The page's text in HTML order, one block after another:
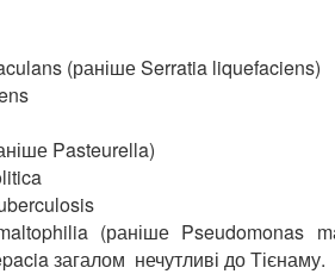
(раніше Serratia liquefaciens)
Pasteurella)
(раніше Pseudomonas
загалом нечутливі до Тієнаму.